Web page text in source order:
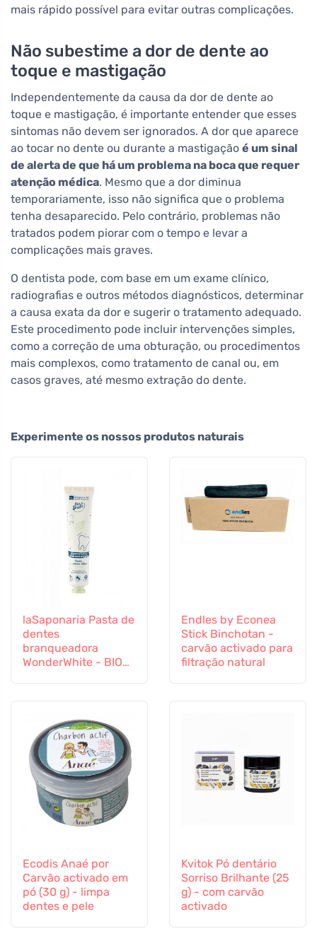
mais rápido possível para evitar outras complicações.
Não subestime a dor de dente ao
toque e mastigação
Independentemente da causa da dor de dente ao
toque e mastigação, é importante entender que esses
sintomas não devem ser ignorados. A dor que aparece
ao tocar no dente ou durante a mastigação é um sinal
de alerta de que há um problema na boca que requer
atenção médica. Mesmo que a dor diminua
temporariamente, isso não significa que o problema
tenha desaparecido. Pelo contrário, problemas não
tratados podem piorar com o tempo e levar a
complicações mais graves.
O dentista pode, com base em um exame clínico,
radiografias e outros métodos diagnósticos, determinar
a causa exata da dor e sugerir o tratamento adequado.
Este procedimento pode incluir intervenções simples,
como a correção de uma obturação, ou procedimentos
mais complexos, como tratamento de canal ou, em
casos graves, até mesmo extração do dente.
Experimente os nossos produtos naturais
laSaponaria Pasta de
dentes
branqueadora
WonderWhite - BIO
Endles by Econea
Stick Binchotan -
carvão activado para
filtração natural
Ecodis Anaé por
Carvão activado em
pó (30 g) - limpa
dentes e pele
Kvitok Pó dentário
Sorriso Brilhante (25
g) - com carvão
activado